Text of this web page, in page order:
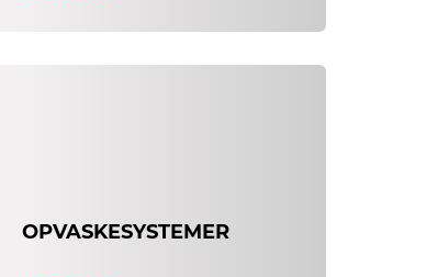
OPVASKESYSTEMER